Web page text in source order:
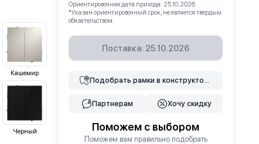
Кашемир
Черный
Ориентировочная дата прихода: 25.10.2026
*Указан ориентировочный срок, не является твердым
обязательством.
Поставка: 25.10.2026
Подобрать рамки в конструкторе
Партнерам Хочу скидку
Поможем с выбором
Поможем вам правильно подобрать